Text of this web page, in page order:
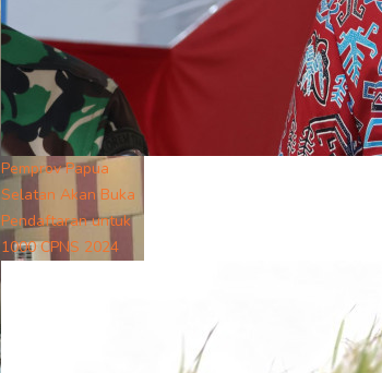
Pemprov Papua
Selatan Akan Buka
Pendaftaran untuk
1000 CPNS 2024